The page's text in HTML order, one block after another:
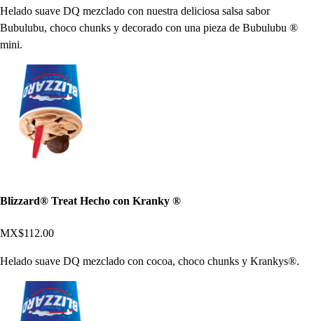
Helado suave DQ mezclado con nuestra deliciosa salsa sabor
Bubulubu, choco chunks y decorado con una pieza de Bubulubu ®
mini.
Blizzard® Treat Hecho con Kranky ®
MX$112.00
Helado suave DQ mezclado con cocoa, choco chunks y Krankys®.